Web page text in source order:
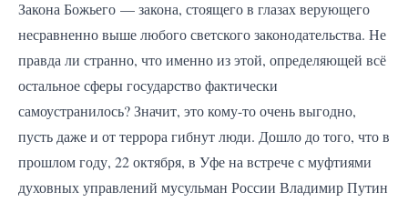
Закона Божьего — закона, стоящего в глазах верующего
несравненно выше любого светского законодательства. Не
правда ли странно, что именно из этой, определяющей всё
остальное сферы государство фактически
самоустранилось? Значит, это кому-то очень выгодно,
пусть даже и от террора гибнут люди. Дошло до того, что в
прошлом году, 22 октября, в Уфе на встрече с муфтиями
духовных управлений мусульман России Владимир Путин